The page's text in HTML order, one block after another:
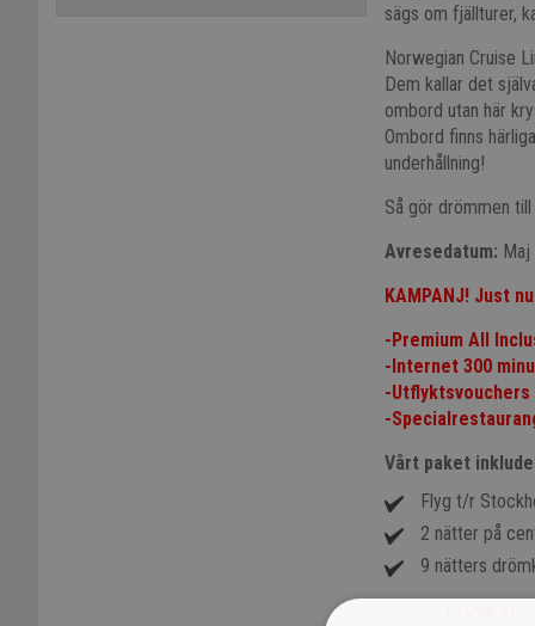
sägs om fjällturer,
Norwegian Cruise
Dem kallar det
ombord utan här
Ombord finns
underhållning!
Så gör drömmen
Avresedatum:
KAMPANJ! Just
-Premium All
-Internet 300
-Utflyktsvouchers
-
Vårt paket
Flyg t/r
2 nätter på
9 nätters